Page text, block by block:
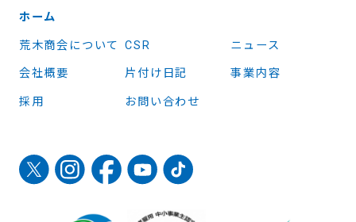
ホーム
荒木商会について CSR ニュース
会社概要 片付け日記 事業内容
採用 お問い合わせ